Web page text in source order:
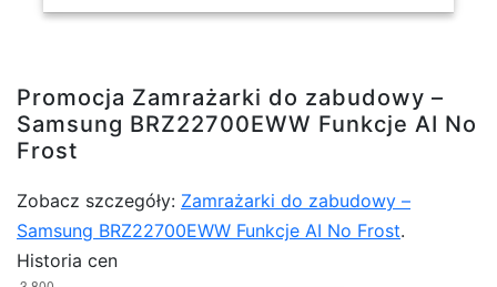
Promocja Zamrażarki do zabudowy –
Samsung BRZ22700EWW Funkcje AI No
Frost
Zobacz szczegóły: Zamrażarki do zabudowy –
Samsung BRZ22700EWW Funkcje AI No Frost.
Historia cen